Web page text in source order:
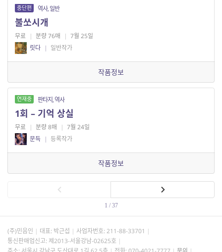
중단편 역사, 일반
불쏘시개
무료 | 분량 76매 | 7월 25일
릿다 | 일반작가
작품정보
연재중 판타지, 역사
1회 – 기억 상실
무료 | 분량 8매 | 7월 24일
문득 | 등록작가
작품정보
1 / 37
(주)민음인 대표: 박근섭 사업자번호: 211-88-33701
통신판매업신고: 제2013-서울강남-02625호